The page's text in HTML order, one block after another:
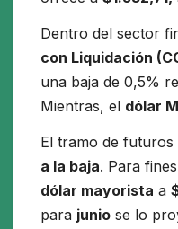
Dentro del sector
con Liquidación
una baja de 0,5%
Mientras, el dólar
El tramo de
a la baja. Para
dólar mayorista a
para junio se lo